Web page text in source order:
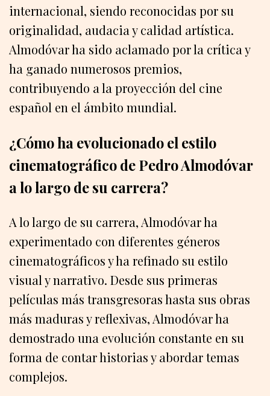
internacional, siendo reconocidas por su
originalidad, audacia y calidad artística.
Almodóvar ha sido aclamado por la crítica y
ha ganado numerosos premios,
contribuyendo a la proyección del cine
español en el ámbito mundial.
¿Cómo ha evolucionado el estilo
cinematográfico de Pedro Almodóvar
a lo largo de su carrera?
A lo largo de su carrera, Almodóvar ha
experimentado con diferentes géneros
cinematográficos y ha refinado su estilo
visual y narrativo. Desde sus primeras
películas más transgresoras hasta sus obras
más maduras y reflexivas, Almodóvar ha
demostrado una evolución constante en su
forma de contar historias y abordar temas
complejos.